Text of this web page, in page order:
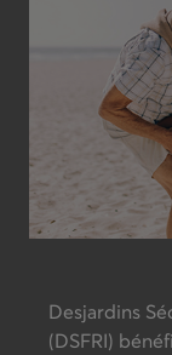
Desjardins
(DSFRI)